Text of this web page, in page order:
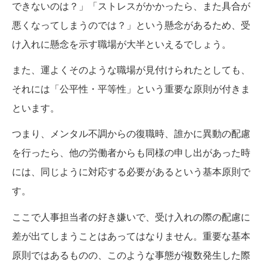
できないのは？」「ストレスがかかったら、また具合が
悪くなってしまうのでは？」という懸念があるため、受
け入れに懸念を示す職場が大半といえるでしょう。
また、運よくそのような職場が見付けられたとしても、
それには「公平性・平等性」という重要な原則が付きま
といます。
つまり、メンタル不調からの復職時、誰かに異動の配慮
を行ったら、他の労働者からも同様の申し出があった時
には、同じように対応する必要があるという基本原則で
す。
ここで人事担当者の好き嫌いで、受け入れの際の配慮に
差が出てしまうことはあってはなりません。重要な基本
原則ではあるものの、このような事態が複数発生した際